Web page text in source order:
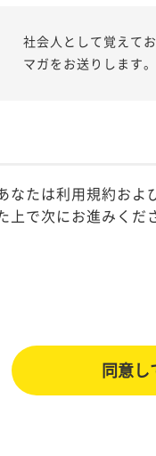
社会人として覚えて
マガをお送りします。
なたは利用規約およ
上で次にお進みくだ